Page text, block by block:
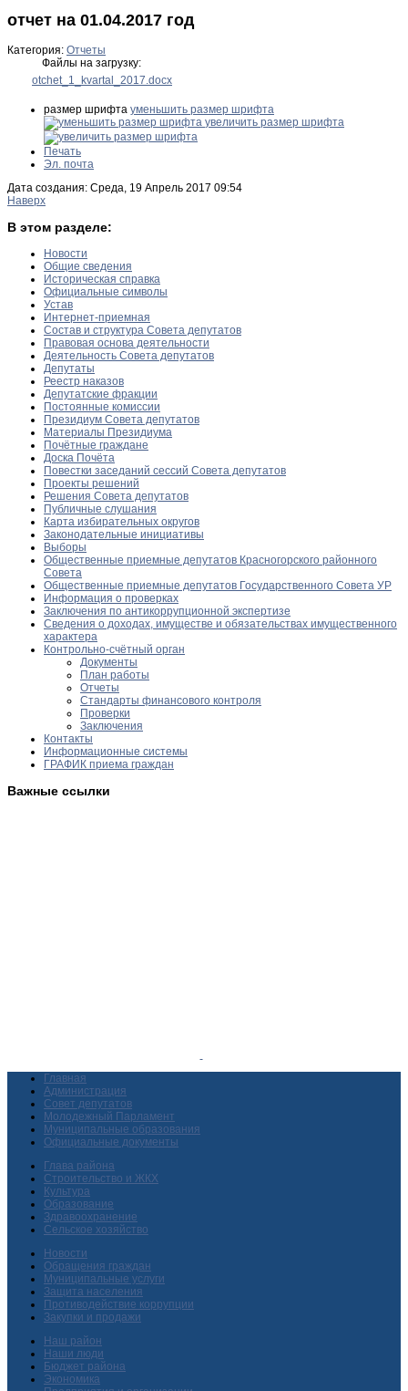
отчет на 01.04.2017 год
Категория: Отчеты
Файлы на загрузку:
otchet_1_kvartal_2017.docx
размер шрифта уменьшить размер шрифта
увеличить размер шрифта
Печать
Эл. почта
Дата создания: Среда, 19 Апрель 2017 09:54
Наверх
В этом разделе:
Новости
Общие сведения
Историческая справка
Официальные символы
Устав
Интернет-приемная
Состав и структура Совета депутатов
Правовая основа деятельности
Деятельность Совета депутатов
Депутаты
Реестр наказов
Депутатские фракции
Постоянные комиссии
Президиум Совета депутатов
Материалы Президиума
Почётные граждане
Доска Почёта
Повестки заседаний сессий Совета депутатов
Проекты решений
Решения Совета депутатов
Публичные слушания
Карта избирательных округов
Законодательные инициативы
Выборы
Общественные приемные депутатов Красногорского районного
Совета
Общественные приемные депутатов Государственного Совета УР
Информация о проверках
Заключения по антикоррупционной экспертизе
Сведения о доходах, имуществе и обязательствах имущественного
характера
Контрольно-счётный орган
Документы
План работы
Отчеты
Стандарты финансового контроля
Проверки
Заключения
Контакты
Информационные системы
ГРАФИК приема граждан
Важные ссылки
Главная
Администрация
Совет депутатов
Молодежный Парламент
Муниципальные образования
Официальные документы
Глава района
Строительство и ЖКХ
Культура
Образование
Здравоохранение
Сельское хозяйство
Новости
Обращения граждан
Муниципальные услуги
Защита населения
Противодействие коррупции
Закупки и продажи
Наш район
Наши люди
Бюджет района
Экономика